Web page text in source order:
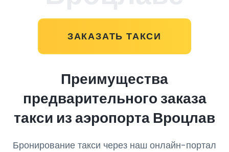
ЗАКАЗАТЬ ТАКСИ
Преимущества
предварительного заказа
такси из аэропорта Вроцлав
Бронирование такси через наш онлайн-портал